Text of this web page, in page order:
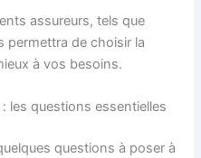
assureurs, tels que
permettra de choisir la
à vos besoins.
les questions essentielles
questions à poser à